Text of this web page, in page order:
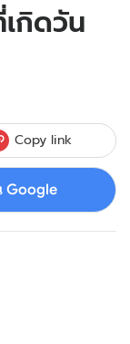
กิดวัน
Copy link
Google